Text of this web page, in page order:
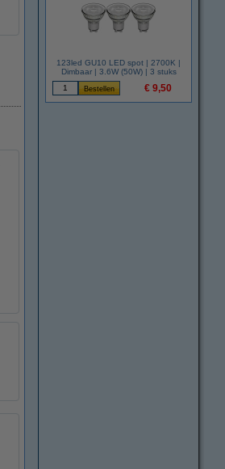
123led GU10 LED spot | 2700K |
Dimbaar | 3.6W (50W) | 3 stuks
€ 9,50